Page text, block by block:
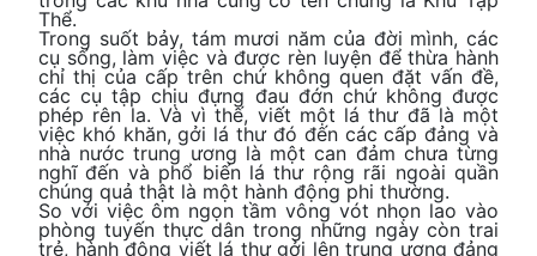
Thể.
Trong suốt bảy, tám mươi năm của đời mình, các
cụ sống, làm việc và được rèn luyện để thừa hành
chỉ thị của cấp trên chứ không quen đặt vấn đề,
các cụ tập chịu đựng đau đớn chứ không được
phép rên la. Và vì thế, viết một lá thư đã là một
việc khó khăn, gởi lá thư đó đến các cấp đảng và
nhà nước trung ương là một can đảm chưa từng
nghĩ đến và phổ biến lá thư rộng rãi ngoài quần
chúng quả thật là một hành động phi thường.
So với việc ôm ngọn tầm vông vót nhọn lao vào
phòng tuyến thực dân trong những ngày còn trai
trẻ, hành động viết lá thư gởi lên trung ương đảng